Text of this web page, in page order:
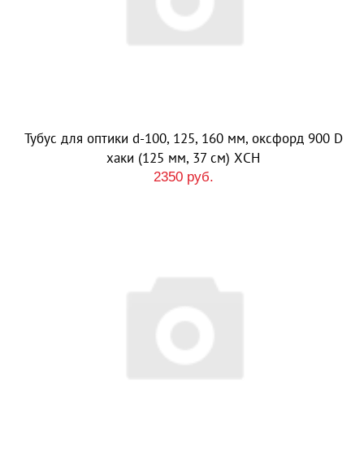
Тубус для оптики d-100, 125, 160 мм, оксфорд 900 D
хаки (125 мм, 37 см) ХСН
2350 руб.